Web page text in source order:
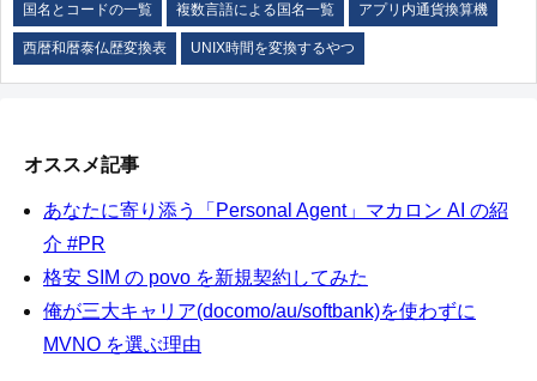
国名とコードの一覧 複数言語による国名一覧 アプリ内通貨換算機
西暦和暦泰仏歴変換表 UNIX時間を変換するやつ
オススメ記事
あなたに寄り添う「Personal Agent」マカロン AI の紹
介 #PR
格安 SIM の povo を新規契約してみた
俺が三大キャリア(docomo/au/softbank)を使わずに
MVNO を選ぶ理由